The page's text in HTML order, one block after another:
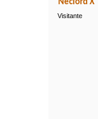
Neclord X
Visitante